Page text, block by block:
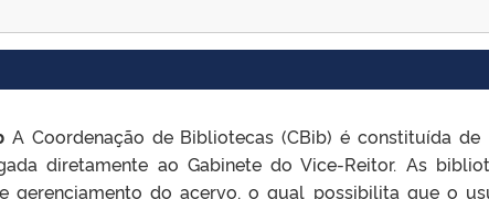
A Coordenação de Bibliotecas (CBib) é constituída de
diretamente ao Gabinete do Vice-Reitor. As
gerenciamento do acervo, o qual possibilita que o